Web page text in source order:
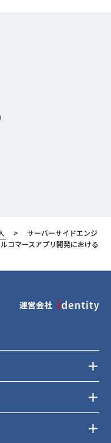
サーバーサイドエンジ
コマースアプリ開発における
運営会社